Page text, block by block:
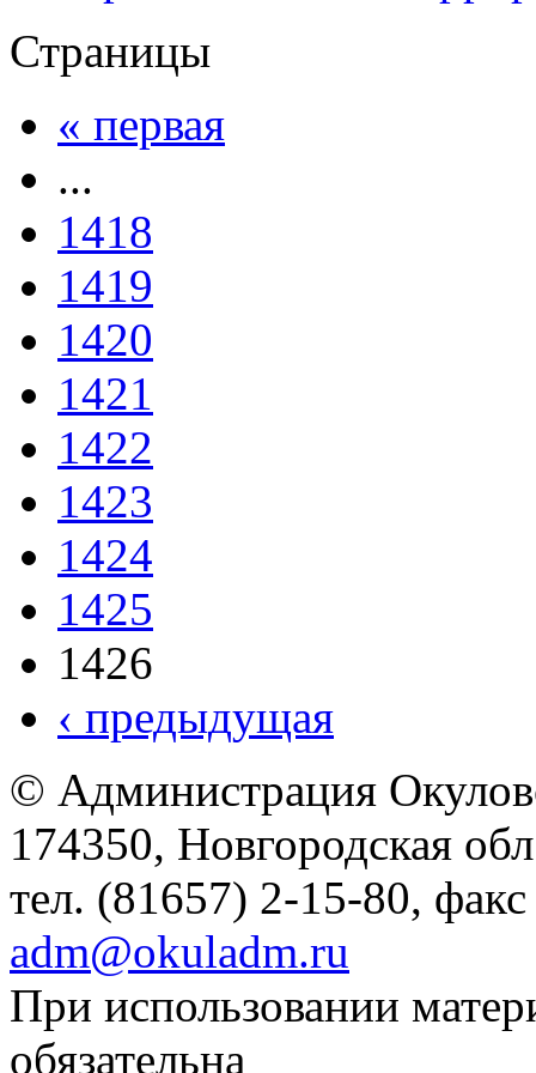
Страницы
« первая
...
1418
1419
1420
1421
1422
1423
1424
1425
1426
‹ предыдущая
© Администрация
174350, Новгородская
тел. (81657) 2-15-80,
adm@okuladm.ru
При использовании
обязательна